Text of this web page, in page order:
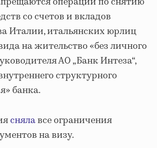
со счетов и вкладов
Италии, итальянских юрлиц
на жительство «без личного
АО „Банк Интеза“,
структурного
банка.
снялавсе ограничения
на визу.